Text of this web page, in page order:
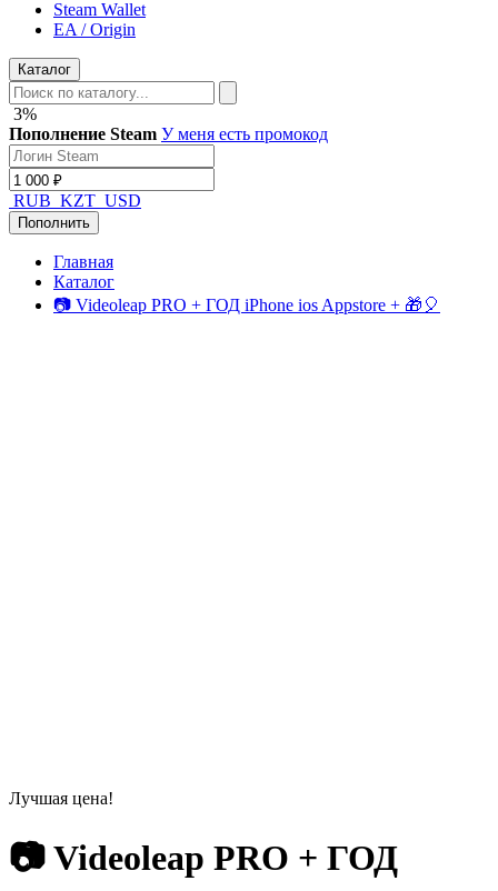
Steam Wallet
EA / Origin
Каталог
3%
Пополнение Steam У меня есть промокод
RUB KZT USD
Пополнить
Главная
Каталог
📷 Videoleap PRO + ГОД iPhone ios Appstore + 🎁🎈
Лучшая цена!
📷 Videoleap PRO + ГОД